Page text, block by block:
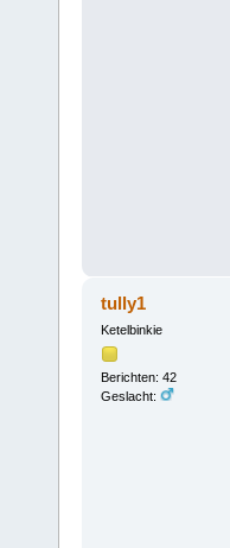
tully1
Ketelbinkie
Berichten: 42
Geslacht: